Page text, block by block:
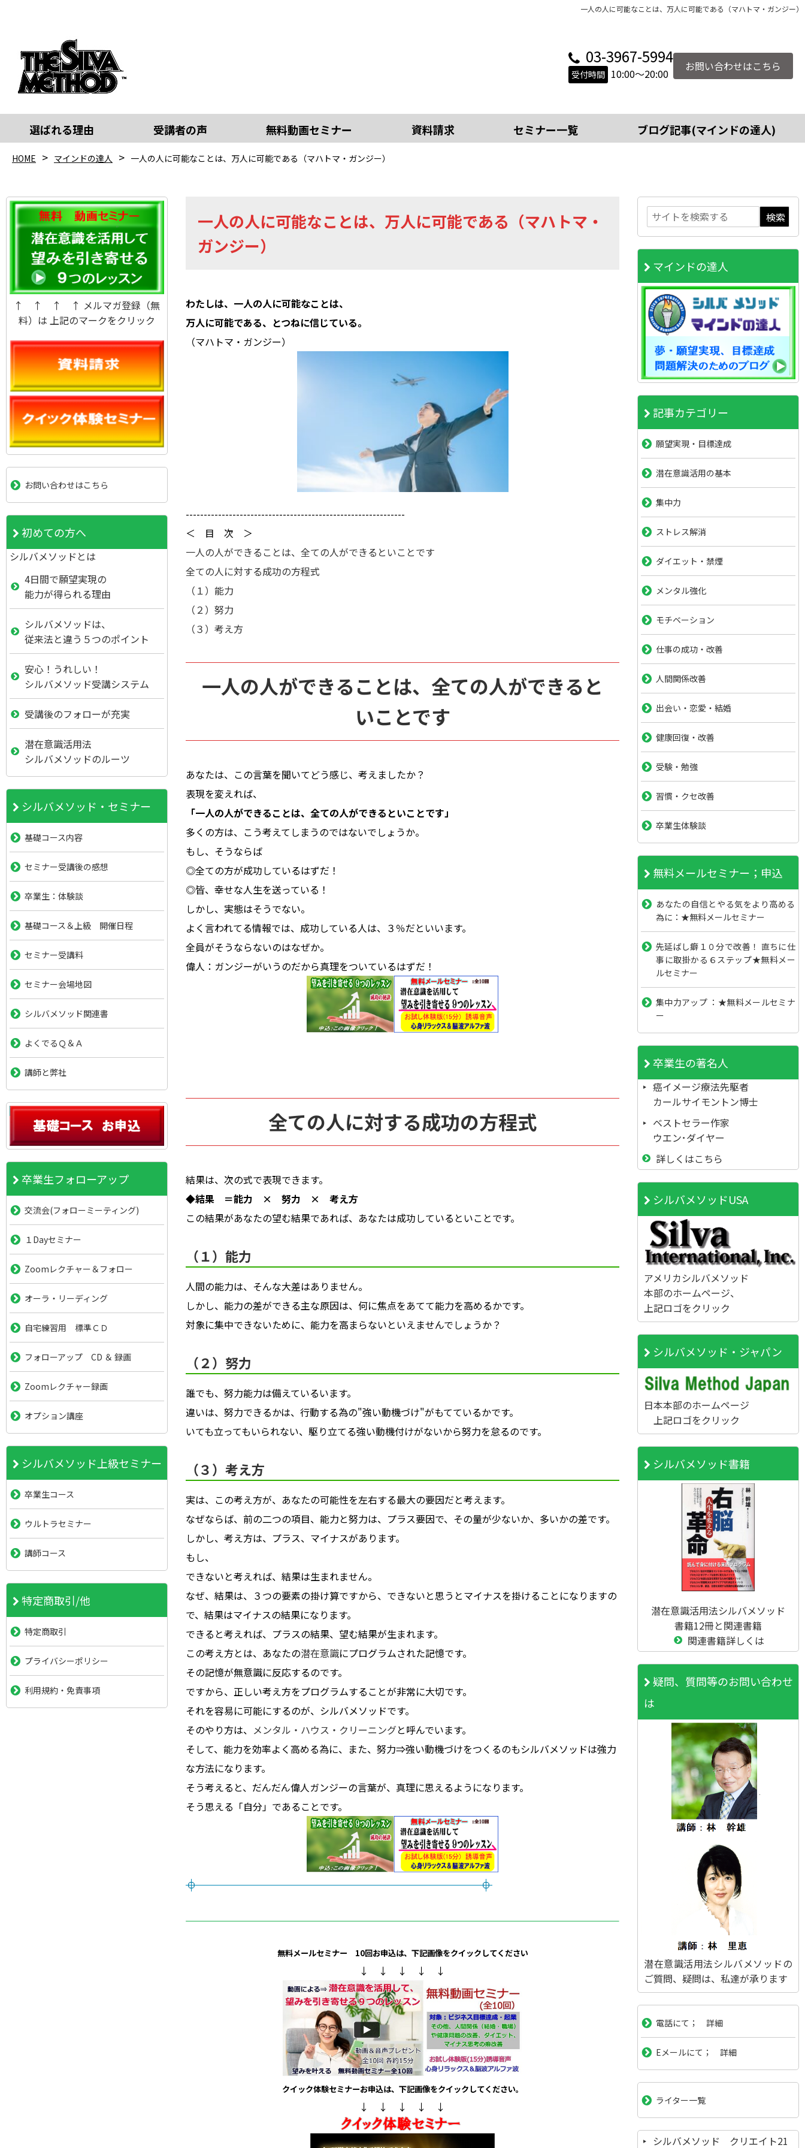
一人の人に可能なことは、万人に可能である（マハトマ・ガンジー）
03-3967-5994
受付時間 10:00～20:00
お問い合わせはこちら
選ばれる理由 受講者の声 無料動画セミナー 資料請求 セミナー一覧 ブログ記事(マインドの達人)
HOME マインドの達人 一人の人に可能なことは、万人に可能である（マハトマ・ガンジー）
一人の人に可能なことは、万人に可能である（マハトマ・
ガンジー）
わたしは、一人の人に可能なことは、
万人に可能である、とつねに信じている。
（マハトマ・ガンジー）
-------------------------------------------------------------
＜ 目 次 ＞
一人の人ができることは、全ての人ができるといことです
全ての人に対する成功の方程式
（１）能力
（２）努力
（３）考え方
一人の人ができることは、全ての人ができると
いことです
あなたは、この言葉を聞いてどう感じ、考えましたか？
表現を変えれば、
「一人の人ができることは、全ての人ができるといことです」
多くの方は、こう考えてしまうのではないでしょうか。
もし、そうならば
◎全ての方が成功しているはずだ！
◎皆、幸せな人生を送っている！
しかし、実態はそうでない。
よく言われてる情報では、成功している人は、３％だといいます。
全員がそうならないのはなぜか。
偉人：ガンジーがいうのだから真理をついているはずだ！
全ての人に対する成功の方程式
結果は、次の式で表現できます。
◆結果 ＝能力 × 努力 × 考え方
この結果があなたの望む結果であれば、あなたは成功しているといことです。
（１）能力
人間の能力は、そんな大差はありません。
しかし、能力の差ができる主な原因は、何に焦点をあてて能力を高めるかです。
対象に集中できないために、能力を高まらないといえませんでしょうか？
（２）努力
誰でも、努力能力は備えているいます。
違いは、努力できるかは、行動する為の"強い動機づけ"がもてているかです。
いても立ってもいられない、駆り立てる強い動機付けがないから努力を怠るのです。
（３）考え方
実は、この考え方が、あなたの可能性を左右する最大の要因だと考えます。
なぜならば、前の二つの項目、能力と努力は、プラス要因で、その量が少ないか、多いかの差です。
しかし、考え方は、プラス、マイナスがあります。
もし、
できないと考えれば、結果は生まれません。
なぜ、結果は、３つの要素の掛け算ですから、できないと思うとマイナスを掛けることになりますの
で、結果はマイナスの結果になります。
できると考えれば、プラスの結果、望む結果が生まれます。
この考え方とは、あなたの潜在意識にプログラムされた記憶です。
その記憶が無意識に反応するのです。
ですから、正しい考え方をプログラムすることが非常に大切です。
それを容易に可能にするのが、シルバメソッドです。
そのやり方は、 メンタル・ハウス・クリーニングと呼んでいます。
そして、能力を効率よく高める為に、また、努力⇒強い動機づけをつくるのもシルバメソッドは強力
な方法になります。
そう考えると、だんだん偉人ガンジーの言葉が、真理に思えるようになります。
そう思える「自分」であることです。
無料メールセミナー 10回お申込は、下記画像をクイックしてください
↓ ↓ ↓ ↓ ↓
クイック体験セミナーお申込は、下記画像をクイックしてください。
↓ ↓ ↓ ↓ ↓
↑ ↑ ↑ ↑ メルマガ登録（無
料）は 上記のマークをクリック
お問い合わせはこちら
初めての方へ
シルバメソッドとは
4日間で願望実現の
能力が得られる理由
シルバメソッドは、
従来法と違う５つのポイント
安心！うれしい！
シルバメソッド受講システム
受講後のフォローが充実
潜在意識活用法
シルバメソッドのルーツ
シルバメソッド・セミナー
基礎コース内容
セミナー受講後の感想
卒業生：体験談
基礎コース＆上級 開催日程
セミナー受講料
セミナー会場地図
シルバメソッド関連書
よくでるＱ＆Ａ
講師と弊社
卒業生フォローアップ
交流会(フォローミーティング)
１Dayセミナー
Zoomレクチャー＆フォロー
オーラ・リーディング
自宅練習用 標準ＣＤ
フォローアップ CD ＆ 録画
Zoomレクチャー録画
オプション講座
シルバメソッド上級セミナー
卒業生コース
ウルトラセミナー
講師コース
特定商取引/他
特定商取引
プライバシーポリシー
利用規約・免責事項
マインドの達人
記事カテゴリー
願望実現・目標達成
潜在意識活用の基本
集中力
ストレス解消
ダイエット・禁煙
メンタル強化
モチベーション
仕事の成功・改善
人間関係改善
出会い・恋愛・結婚
健康回復・改善
受験・勉強
習慣・クセ改善
卒業生体験談
無料メールセミナー；申込
あなたの自信とやる気をより高める
為に：★無料メールセミナー
先延ばし癖１０分で改善！ 直ちに仕
事に取掛かる６ステップ★無料メー
ルセミナー
集中力アップ ：★無料メールセミナ
ー
卒業生の著名人
癌イメージ療法先駆者
カールサイモントン博士
ベストセラー作家
ウエン･ダイヤー
詳しくはこちら
シルバメソッドUSA
アメリカシルバメソッド
本部のホームページ、
上記ロゴをクリック
シルバメソッド・ジャパン
日本本部のホームページ
上記ロゴをクリック
シルバメソッド書籍
潜在意識活用法シルバメソッド
書籍12冊と関連書籍
関連書籍詳しくは
疑問、質問等のお問い合わせ
は
潜在意識活用法シルバメソッドの
ご質問、疑問は、私達が承ります
電話にて； 詳細
Eメールにて； 詳細
ライター一覧
シルバメソッド クリエイト21